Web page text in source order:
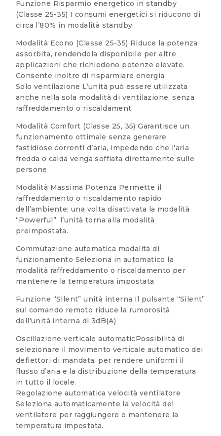
Funzione Risparmio energetico in standby
(Classe 25-35) I consumi energetici si riducono di
circa l’80% in modalità standby.
Modalità Econo (Classe 25-35) Riduce la potenza
assorbita, rendendola disponibile per altre
applicazioni che richiedono potenze elevate.
Consente inoltre di risparmiare energia
Solo ventilazione L’unità può essere utilizzata
anche nella sola modalità di ventilazione, senza
raffreddamento o riscaldament
Modalità Comfort (Classe 25, 35) Garantisce un
funzionamento ottimale senza generare
fastidiose correnti d’aria, impedendo che l’aria
fredda o calda venga soffiata direttamente sulle
persone
Modalità Massima Potenza Permette il
raffreddamento o riscaldamento rapido
dell’ambiente; una volta disattivata la modalità
“Powerful”, l’unità torna alla modalità
preimpostata.
Commutazione automatica modalità di
funzionamento Seleziona in automatico la
modalità raffreddamento o riscaldamento per
mantenere la temperatura impostata
Funzione “Silent” unità interna Il pulsante “Silent”
sul comando remoto riduce la rumorosità
dell’unità interna di 3dB(A)
Oscillazione verticale automaticPossibilità di
selezionare il movimento verticale automatico dei
deflettori di mandata, per rendere uniformi il
flusso d’aria e la distribuzione della temperatura
in tutto il locale.
Regolazione automatica velocità ventilatore
Seleziona automaticamente la velocità del
ventilatore per raggiungere o mantenere la
temperatura impostata.